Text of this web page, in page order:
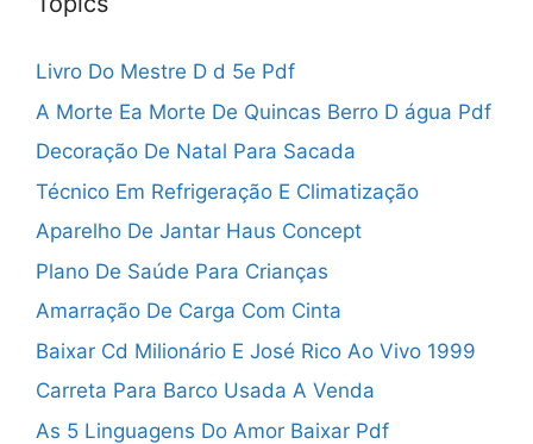
Livro Do Mestre D d 5e Pdf
A Morte Ea Morte De Quincas Berro D água Pdf
Decoração De Natal Para Sacada
Técnico Em Refrigeração E Climatização
Aparelho De Jantar Haus Concept
Plano De Saúde Para Crianças
Amarração De Carga Com Cinta
Baixar Cd Milionário E José Rico Ao Vivo 1999
Carreta Para Barco Usada A Venda
As 5 Linguagens Do Amor Baixar Pdf